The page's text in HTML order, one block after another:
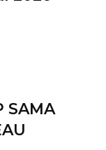
SAMA